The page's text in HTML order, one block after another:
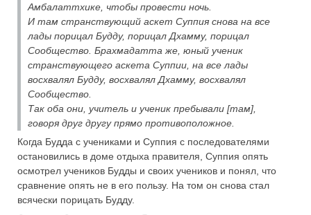
Амбалаттхике, чтобы провести ночь.
И там странствующий аскет Суппия снова на все
лады порицал Будду, порицал Дхамму, порицал
Сообщество. Брахмадатта же, юный ученик
странствующего аскета Суппии, на все лады
восхвалял Будду, восхвалял Дхамму, восхвалял
Сообщество.
Так оба они, учитель и ученик пребывали [там],
говоря друг другу прямо противоположное.
Когда Будда с учениками и Суппия с последователями
остановились в доме отдыха правителя, Суппия опять
осмотрел учеников Будды и своих учеников и понял, что
сравнение опять не в его пользу. На том он снова стал
всячески порицать Будду.